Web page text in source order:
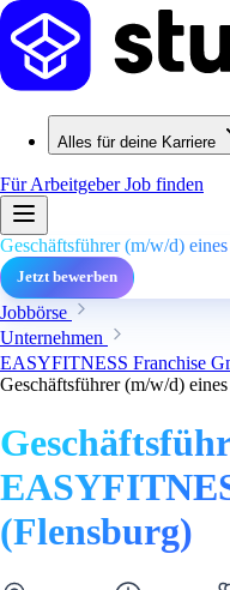
Alles für deine Karriere
Für ArbeitgeberJob finden
Geschäftsführer (m/w/d)
Jetzt bewerben
Jobbörse
Unternehmen
EASYFITNESS Franchise
Geschäftsführer (m/w/d)
(Flensburg)